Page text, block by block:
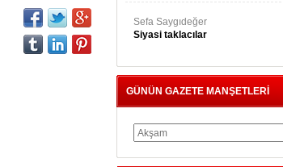
Sefa Saygıdeğer
Siyasi taklacılar
GÜNÜN GAZETE MANŞETLERİ